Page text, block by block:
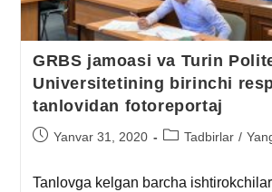
GRBS jamoasi va Turin
Universitetining birinchi
tanlovidan fotoreportaj
Yanvar 31, 2020 Tadbirlar /
Tanlovga kelgan barcha